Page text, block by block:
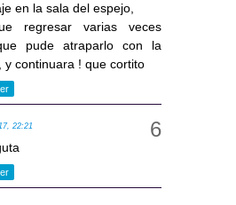
en la sala del espejo,
regresar varias veces
pude atraparlo con la
y continuara ! que cortito
22:21